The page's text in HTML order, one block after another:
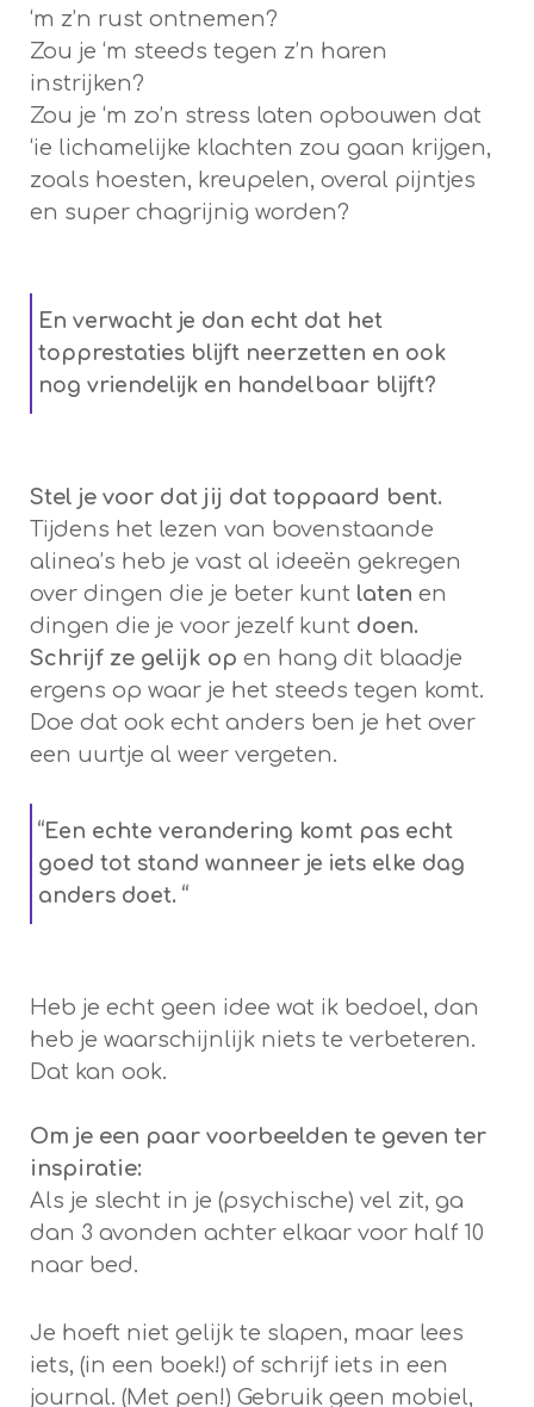
‘m z’n rust ontnemen?
Zou je ‘m steeds tegen z’n haren
instrijken?
Zou je ‘m zo’n stress laten opbouwen dat
‘ie lichamelijke klachten zou gaan krijgen,
zoals hoesten, kreupelen, overal pijntjes
en super chagrijnig worden?
En verwacht je dan echt dat het
topprestaties blijft neerzetten en ook
nog vriendelijk en handelbaar blijft?
Stel je voor dat jij dat toppaard bent.
Tijdens het lezen van bovenstaande
alinea’s heb je vast al ideeën gekregen
over dingen die je beter kunt laten en
dingen die je voor jezelf kunt doen.
Schrijf ze gelijk op en hang dit blaadje
ergens op waar je het steeds tegen komt.
Doe dat ook echt anders ben je het over
een uurtje al weer vergeten.
“Een echte verandering komt pas echt
goed tot stand wanneer je iets elke dag
anders doet. “
Heb je echt geen idee wat ik bedoel, dan
heb je waarschijnlijk niets te verbeteren.
Dat kan ook.
Om je een paar voorbeelden te geven ter
inspiratie:
Als je slecht in je (psychische) vel zit, ga
dan 3 avonden achter elkaar voor half 10
naar bed.
Je hoeft niet gelijk te slapen, maar lees
iets, (in een boek!) of schrijf iets in een
journal. (Met pen!) Gebruik geen mobiel,